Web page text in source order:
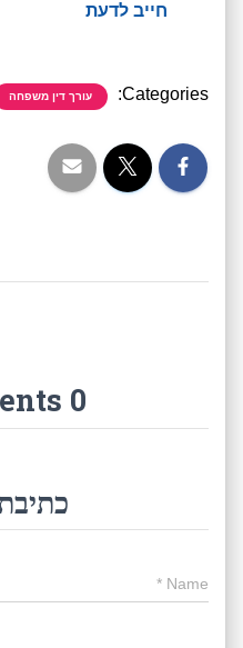
חייב לדעת
Categories: עורך דין משפחה
0 Comments
Name
*